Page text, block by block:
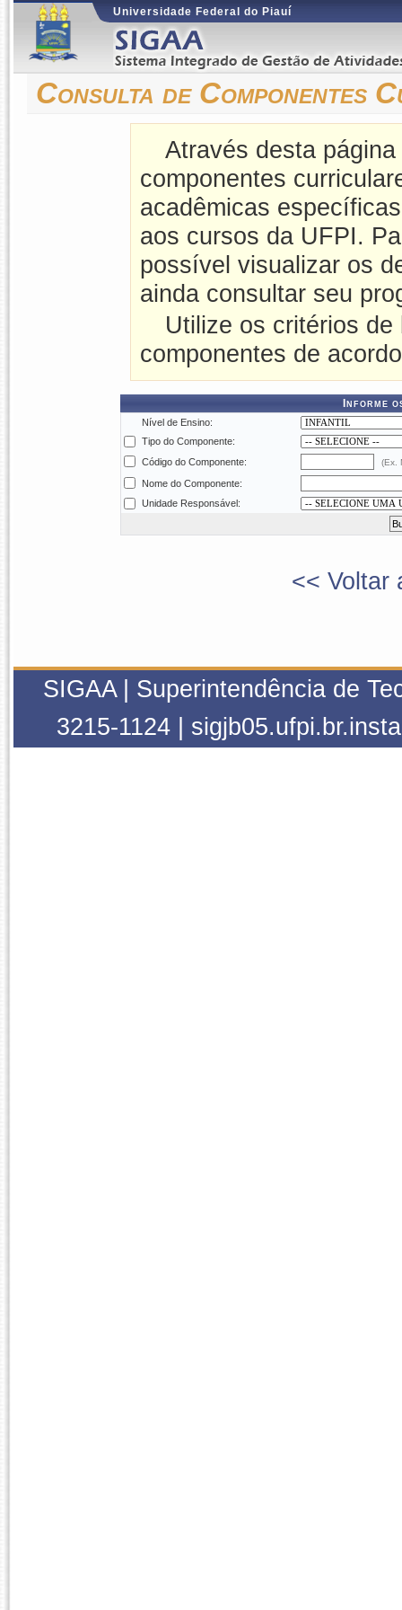
Universidade Federal do Piauí
Consulta de Componentes
Através desta
componentes
acadêmicas
aos cursos da UFPI.
possível visualizar os
ainda consultar seu
Utilize os critérios
componentes de
Informe
Nível de Ensino:
Tipo do Componente:
Código do Componente:
(Ex.
Nome do Componente:
Unidade Responsável:
<< Voltar
SIGAA | Superintendência de
3215-1124 |